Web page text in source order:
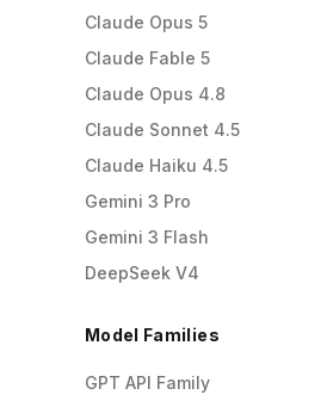
Claude Opus 5
Claude Fable 5
Claude Opus 4.8
Claude Sonnet 4.5
Claude Haiku 4.5
Gemini 3 Pro
Gemini 3 Flash
DeepSeek V4
Model Families
GPT API Family